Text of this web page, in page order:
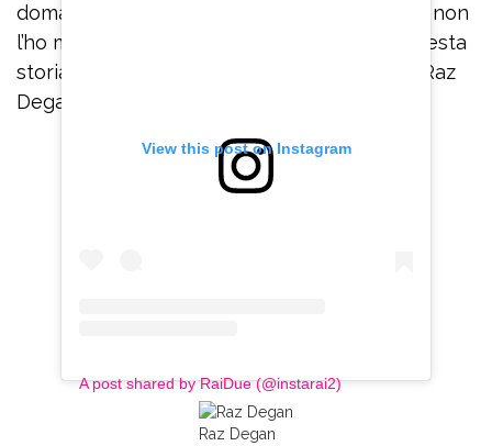
domanda la conduttrice ridendo. “Non lo so, non
l’ho mai incontrato. Non voglio entrare in questa
storia, però nessuno è perfetto”, sentenzia Raz
Degan.
View this post on Instagram
A post shared by RaiDue (@instarai2)
Raz Degan